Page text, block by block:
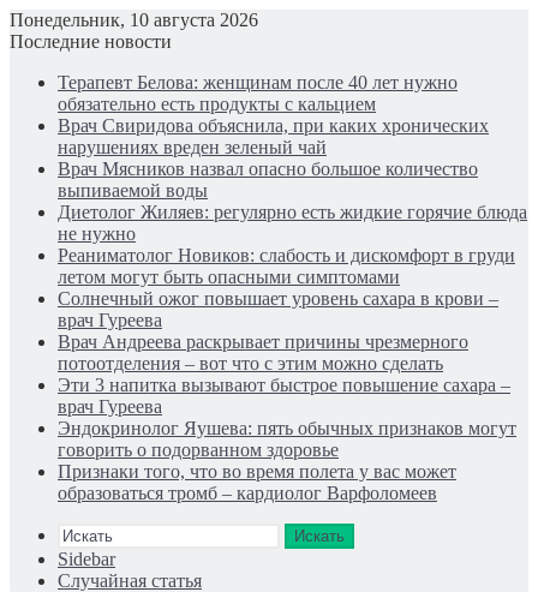
Понедельник, 10 августа 2026
Последние новости
Терапевт Белова: женщинам после 40 лет нужно
обязательно есть продукты с кальцием
Врач Свиридова объяснила, при каких хронических
нарушениях вреден зеленый чай
Врач Мясников назвал опасно большое количество
выпиваемой воды
Диетолог Жиляев: регулярно есть жидкие горячие блюда
не нужно
Реаниматолог Новиков: слабость и дискомфорт в груди
летом могут быть опасными симптомами
Солнечный ожог повышает уровень сахара в крови –
врач Гуреева
Врач Андреева раскрывает причины чрезмерного
потоотделения – вот что с этим можно сделать
Эти 3 напитка вызывают быстрое повышение сахара –
врач Гуреева
Эндокринолог Яушева: пять обычных признаков могут
говорить о подорванном здоровье
Признаки того, что во время полета у вас может
образоваться тромб – кардиолог Варфоломеев
Искать
Sidebar
Случайная статья